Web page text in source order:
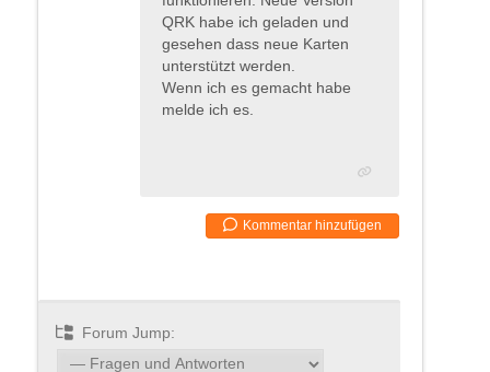
QRK habe ich geladen und
gesehen dass neue Karten
unterstützt werden.
Wenn ich es gemacht habe
melde ich es.
Kommentar hinzufügen
Forum Jump: